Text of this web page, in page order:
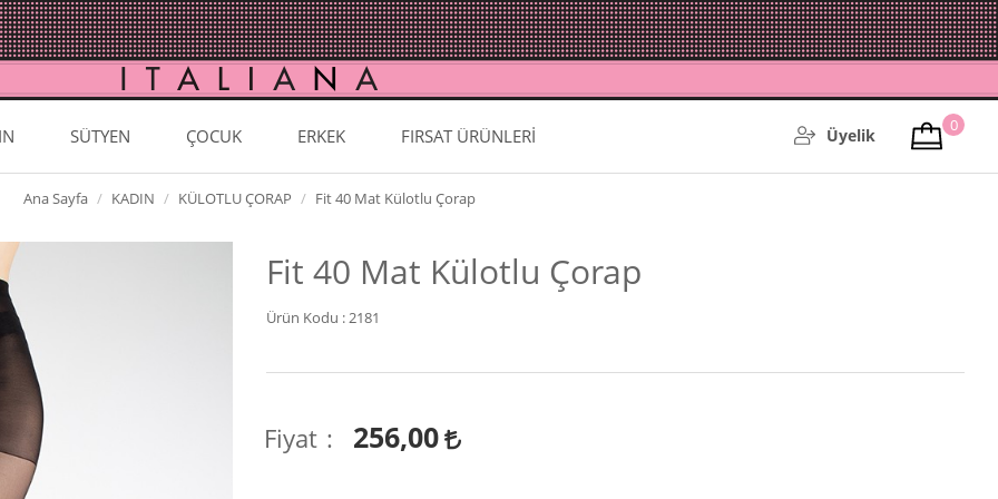
SÜTYEN ÇOCUK ERKEK FIRSAT ÜRÜNLERİ Üyelik 0
Ana Sayfa KADIN KÜLOTLU ÇORAP Fit 40 Mat Külotlu Çorap
Fit 40 Mat Külotlu Çorap
Ürün Kodu :2181
Fiyat 256,00